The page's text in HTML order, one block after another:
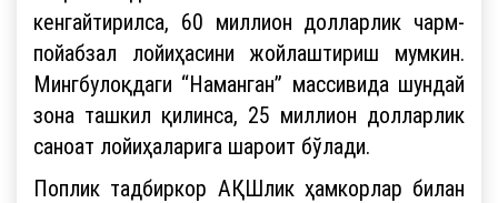
кенгайтирилса, 60 миллион долларлик чарм-
пойабзал лойиҳасини жойлаштириш мумкин.
Мингбулоқдаги “Наманган” массивида шундай
зона ташкил қилинса, 25 миллион долларлик
саноат лойиҳаларига шароит бўлади.
Поплик тадбиркор АҚШлик ҳамкорлар билан